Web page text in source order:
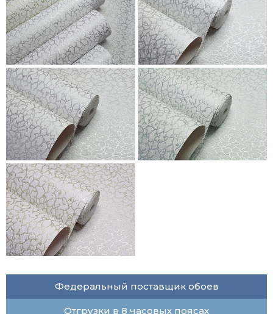
Федеральный поставщик обоев
Отгрузки в 8 часовых поясах